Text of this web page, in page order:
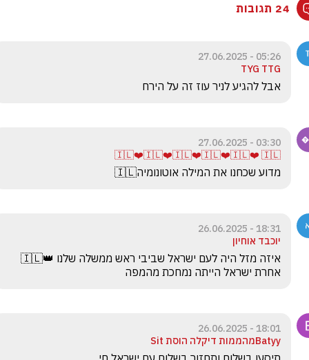
24 תגובות
05:26 - 27.06.2025
TYG TTG
אבל להגיע לניר עוז זה על הירח
03:30 - 27.06.2025
🇮🇱❤️🇮🇱❤️🇮🇱❤️🇮🇱❤️🇮🇱❤️ 🇮🇱
מדוע שכחנו את המילה אוטונומיה🇮🇱
18:31 - 26.06.2025
יוכבד אוחיון
איזה מזל היה לעם ישראל שביבי ראש ממשלה שלנו 👑🇮🇱
אחרת ישראל הייתה נמחכת מהמפה
18:01 - 26.06.2025
Batyyמהממות דיקלה הוסת Sit